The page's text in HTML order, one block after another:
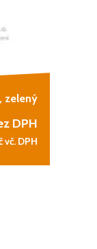
zelený
DPH
vč. DPH